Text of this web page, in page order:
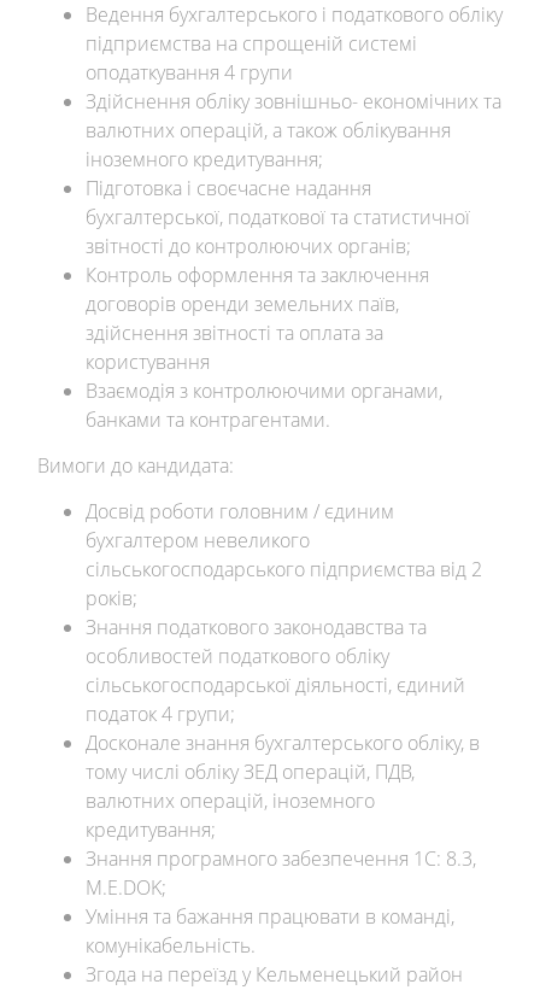
Ведення бухгалтерського і податкового обліку
підприємства на спрощеній системі
оподаткування 4 групи
Здійснення обліку зовнішньо- економічних та
валютних операцій, а також облікування
іноземного кредитування;
Підготовка і своєчасне надання
бухгалтерської, податкової та статистичної
звітності до контролюючих органів;
Контроль оформлення та заключення
договорів оренди земельних паїв,
здійснення звітності та оплата за
користування
Взаємодія з контролюючими органами,
банками та контрагентами.
Вимоги до кандидата:
Досвід роботи головним / єдиним
бухгалтером невеликого
сільськогосподарського підприємства від 2
років;
Знання податкового законодавства та
особливостей податкового обліку
сільськогосподарської діяльності, єдиний
податок 4 групи;
Досконале знання бухгалтерського обліку, в
тому числі обліку ЗЕД операцій, ПДВ,
валютних операцій, іноземного
кредитування;
Знання програмного забезпечення 1С: 8.3,
M.E.DOK;
Уміння та бажання працювати в команді,
комунікабельність.
Згода на переїзд у Кельменецький район